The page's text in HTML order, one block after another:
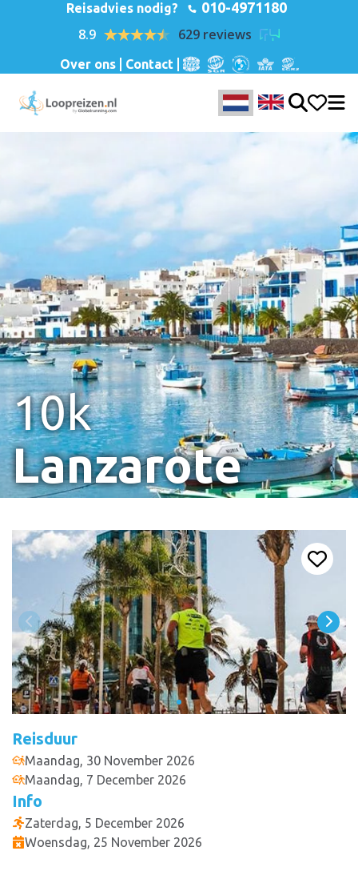
Reisadvies nodig? 010-4971180
8.9 629 reviews
Over ons Contact
10k
Lanzarote
Reisduur
Maandag, 30 November 2026
Maandag, 7 December 2026
Info
Zaterdag, 5 December 2026
Woensdag, 25 November 2026